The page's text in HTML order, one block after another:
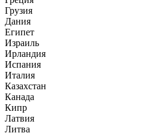
Грузия
Дания
Египет
Израиль
Ирландия
Испания
Италия
Казахстан
Канада
Кипр
Латвия
Литва